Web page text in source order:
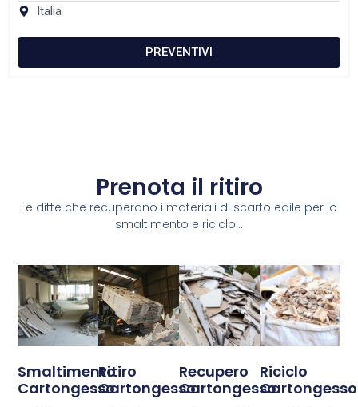
Italia
PREVENTIVI
Prenota il ritiro
Le ditte che recuperano i materiali di scarto edile per lo
smaltimento e riciclo...
Smaltimento
Cartongesso
Ritiro
Cartongesso
Recupero
Cartongesso
Riciclo
Cartongesso